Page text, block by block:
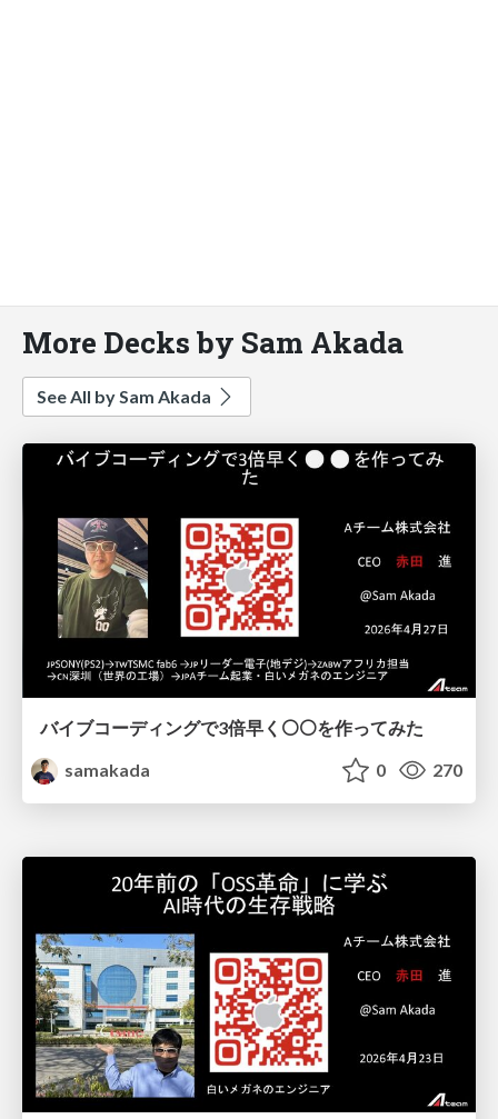
More Decks by Sam Akada
See All by Sam Akada
バイブコーディングで3倍早く⚪⚪を作ってみた
samakada
0 270